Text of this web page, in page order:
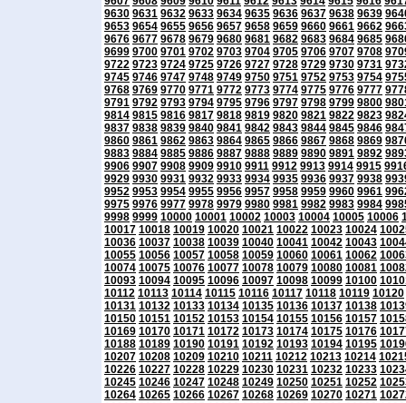
9630 9631 9632 9633 9634 9635 9636 9637 9638 9639
9653 9654 9655 9656 9657 9658 9659 9660 9661 9662
9676 9677 9678 9679 9680 9681 9682 9683 9684 9685
9699 9700 9701 9702 9703 9704 9705 9706 9707 9708
9722 9723 9724 9725 9726 9727 9728 9729 9730 9731
9745 9746 9747 9748 9749 9750 9751 9752 9753 9754
9768 9769 9770 9771 9772 9773 9774 9775 9776 9777
9791 9792 9793 9794 9795 9796 9797 9798 9799 9800
9814 9815 9816 9817 9818 9819 9820 9821 9822 9823
9837 9838 9839 9840 9841 9842 9843 9844 9845 9846
9860 9861 9862 9863 9864 9865 9866 9867 9868 9869
9883 9884 9885 9886 9887 9888 9889 9890 9891 9892
9906 9907 9908 9909 9910 9911 9912 9913 9914 9915
9929 9930 9931 9932 9933 9934 9935 9936 9937 9938
9952 9953 9954 9955 9956 9957 9958 9959 9960 9961
9975 9976 9977 9978 9979 9980 9981 9982 9983 9984
9998 9999 10000 10001 10002 10003 10004 10005 10006
10017 10018 10019 10020 10021 10022 10023 10024
10036 10037 10038 10039 10040 10041 10042 10043
10055 10056 10057 10058 10059 10060 10061 10062
10074 10075 10076 10077 10078 10079 10080 10081
10093 10094 10095 10096 10097 10098 10099 10100
10112 10113 10114 10115 10116 10117 10118 10119 10120
10131 10132 10133 10134 10135 10136 10137 10138
10150 10151 10152 10153 10154 10155 10156 10157
10169 10170 10171 10172 10173 10174 10175 10176
10188 10189 10190 10191 10192 10193 10194 10195
10207 10208 10209 10210 10211 10212 10213 10214
10226 10227 10228 10229 10230 10231 10232 10233
10245 10246 10247 10248 10249 10250 10251 10252
10264 10265 10266 10267 10268 10269 10270 10271